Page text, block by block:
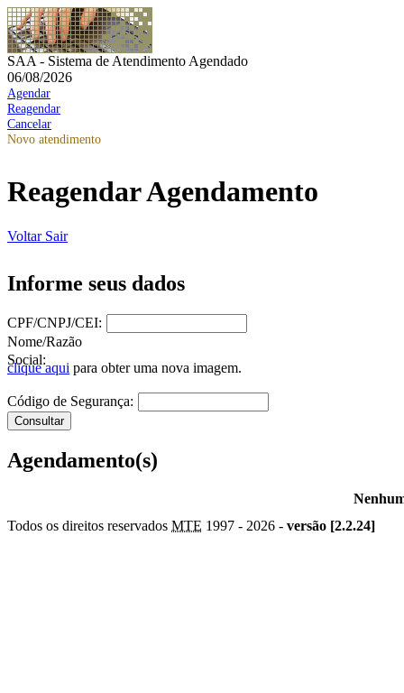
SAA - Sistema de Atendimento Agendado
06/08/2026
Agendar
Reagendar
Cancelar
Novo atendimento
Reagendar Agendamento
Voltar Sair
Informe seus dados
CPF/CNPJ/CEI:
Nome/Razão
Social:
clique aqui para obter uma nova imagem.
Código de Segurança:
Agendamento(s)
Todos os direitos reservados MTE 1997 - 2026 - versão [2.2.24]